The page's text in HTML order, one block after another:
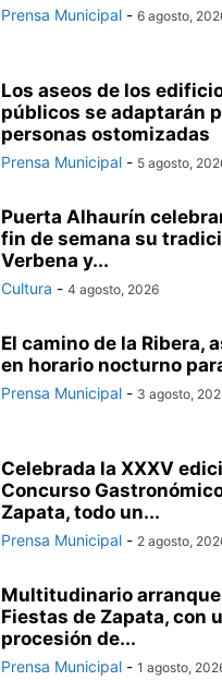
Prensa Municipal - 6 agosto,
Los aseos de los
públicos se adaptarán
personas ostomizadas
Prensa Municipal - 5 agosto,
Puerta Alhaurín
fin de semana su
Verbena y...
Cultura - 4 agosto, 2026
El camino de la Ribera,
en horario nocturno
Prensa Municipal - 3 agosto,
Celebrada la XXXV
Concurso
Zapata, todo un...
Prensa Municipal - 2 agosto,
Multitudinario arranque
Fiestas de Zapata, con
procesión de...
Prensa Municipal - 1 agosto,